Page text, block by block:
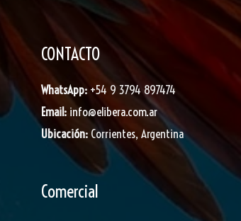
CONTACTO
WhatsApp: +54 9 3794 897474
Email: info@elibera.com.ar
Ubicación: Corrientes, Argentina
Comercial